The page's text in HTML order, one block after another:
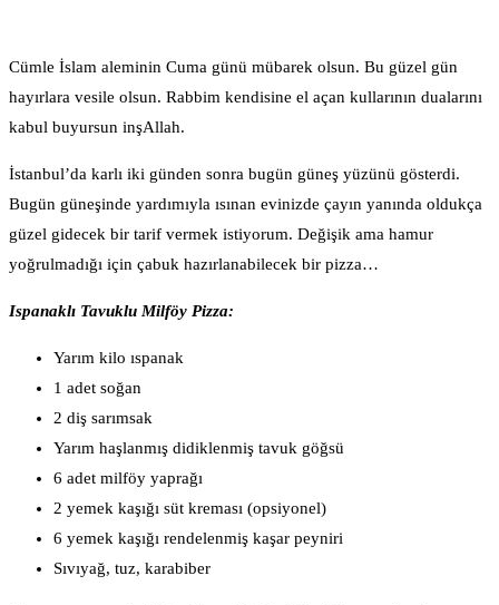
Cümle İslam aleminin Cuma günü mübarek olsun. Bu güzel gün
hayırlara vesile olsun. Rabbim kendisine el açan kullarının dualarını
kabul buyursun inşAllah.
İstanbul’da karlı iki günden sonra bugün güneş yüzünü gösterdi.
Bugün güneşinde yardımıyla ısınan evinizde çayın yanında oldukça
güzel gidecek bir tarif vermek istiyorum. Değişik ama hamur
yoğrulmadığı için çabuk hazırlanabilecek bir pizza…
Ispanaklı Tavuklu Milföy Pizza:
Yarım kilo ıspanak
1 adet soğan
2 diş sarımsak
Yarım haşlanmış didiklenmiş tavuk göğsü
6 adet milföy yaprağı
2 yemek kaşığı süt kreması (opsiyonel)
6 yemek kaşığı rendelenmiş kaşar peyniri
Sıvıyağ, tuz, karabiber